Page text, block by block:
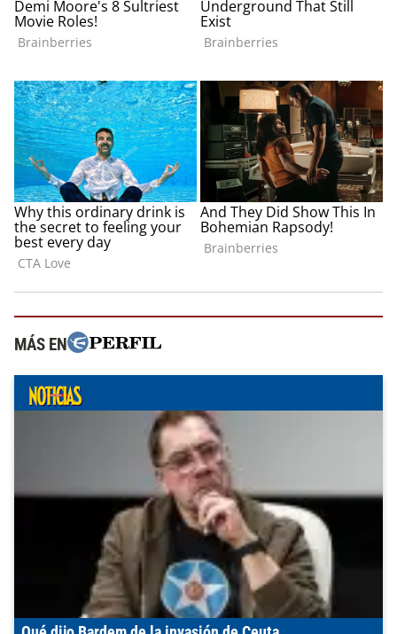
MÁS EN